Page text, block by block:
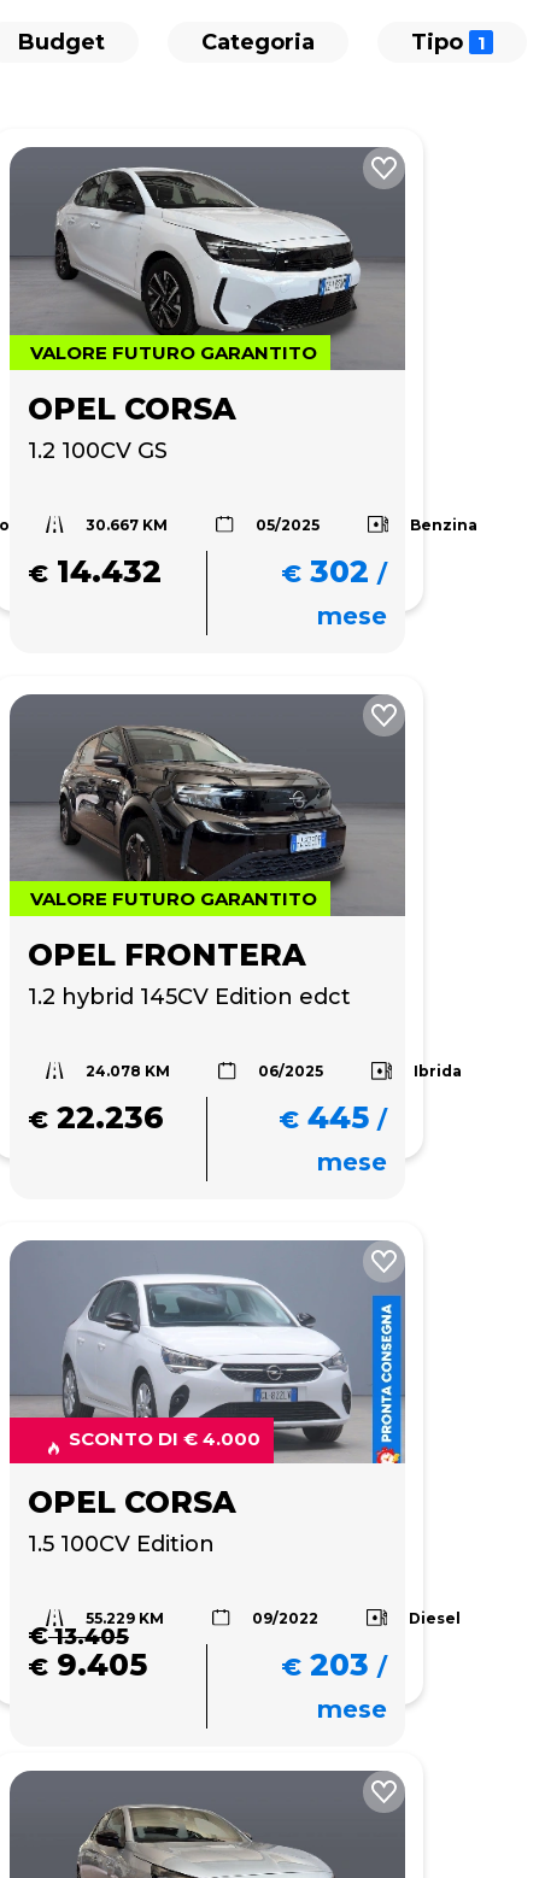
Budget Categoria Tipo
VALORE FUTURO GARANTITO
OPEL CORSA
1.2 100CV GS
30.667 KM 05/2025 Benzina
€ 14.432 € 302 /
mese
VALORE FUTURO GARANTITO
OPEL FRONTERA
1.2 hybrid 145CV Edition edct
24.078 KM 06/2025 Ibrida
€ 22.236 € 445 /
mese
SCONTO DI € 4.000
OPEL CORSA
1.5 100CV Edition
55.229 KM 09/2022 Diesel
€13.405
€ 9.405 € 203 /
mese